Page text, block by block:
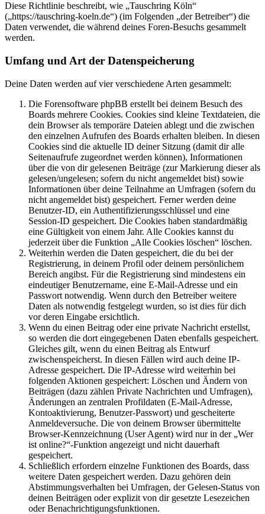
Diese Richtlinie beschreibt, wie „Tauschring Köln“
(„https://tauschring-koeln.de“) (im Folgenden „der Betreiber“) die
Daten verwendet, die während deines Foren-Besuchs gesammelt
werden.
Umfang und Art der Datenspeicherung
Deine Daten werden auf vier verschiedene Arten gesammelt:
Die Forensoftware phpBB erstellt bei deinem Besuch des
Boards mehrere Cookies. Cookies sind kleine Textdateien, die
dein Browser als temporäre Dateien ablegt und die zwischen
den einzelnen Aufrufen des Boards erhalten bleiben. In diesen
Cookies sind die aktuelle ID deiner Sitzung (damit dir alle
Seitenaufrufe zugeordnet werden können), Informationen
über die von dir gelesenen Beiträge (zur Markierung dieser als
gelesen/ungelesen; sofern du nicht angemeldet bist) sowie
Informationen über deine Teilnahme an Umfragen (sofern du
nicht angemeldet bist) gespeichert. Ferner werden deine
Benutzer-ID, ein Authentifizierungsschlüssel und eine
Session-ID gespeichert. Die Cookies haben standardmäßig
eine Gültigkeit von einem Jahr. Alle Cookies kannst du
jederzeit über die Funktion „Alle Cookies löschen“ löschen.
Weiterhin werden die Daten gespeichert, die du bei der
Registrierung, in deinem Profil oder deinem persönlichem
Bereich angibst. Für die Registrierung sind mindestens ein
eindeutiger Benutzername, eine E-Mail-Adresse und ein
Passwort notwendig. Wenn durch den Betreiber weitere
Daten als notwendig festgelegt wurden, so ist dies für dich
vor deren Eingabe ersichtlich.
Wenn du einen Beitrag oder eine private Nachricht erstellst,
so werden die dort eingegebenen Daten ebenfalls gespeichert.
Gleiches gilt, wenn du einen Beitrag als Entwurf
zwischenspeicherst. In diesen Fällen wird auch deine IP-
Adresse gespeichert. Die IP-Adresse wird weiterhin bei
folgenden Aktionen gespeichert: Löschen und Ändern von
Beiträgen (dazu zählen Private Nachrichten und Umfragen),
Änderungen an zentralen Profildaten (E-Mail-Adresse,
Kontoaktivierung, Benutzer-Passwort) und gescheiterte
Anmeldeversuche. Die von deinem Browser übermittelte
Browser-Kennzeichnung (User Agent) wird nur in der „Wer
ist online?“-Funktion angezeigt und nicht dauerhaft
gespeichert.
Schließlich erfordern einzelne Funktionen des Boards, dass
weitere Daten gespeichert werden. Dazu gehören dein
Abstimmungsverhalten bei Umfragen, der Gelesen-Status von
deinen Beiträgen oder explizit von dir gesetzte Lesezeichen
oder Benachrichtigungsfunktionen.